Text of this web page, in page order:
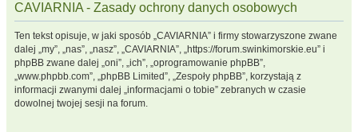
CAVIARNIA - Zasady ochrony danych osobowych
Ten tekst opisuje, w jaki sposób „CAVIARNIA” i firmy stowarzyszone zwane
dalej „my”, „nas”, „nasz”, „CAVIARNIA”, „https://forum.swinkimorskie.eu” i
phpBB zwane dalej „oni”, „ich”, „oprogramowanie phpBB”,
„www.phpbb.com”, „phpBB Limited”, „Zespoły phpBB”, korzystają z
informacji zwanymi dalej „informacjami o tobie” zebranych w czasie
dowolnej twojej sesji na forum.